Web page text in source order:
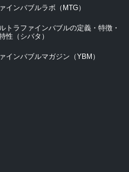
インバブルラボ（MTG）
トラファインバブルの定義・特徴・
性（シバタ）
インバブルマガジン（YBM）